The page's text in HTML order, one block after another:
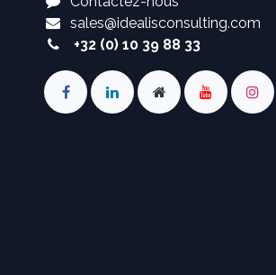
sales@idealisconsulting.com
+32 (0) 10 39 88 33